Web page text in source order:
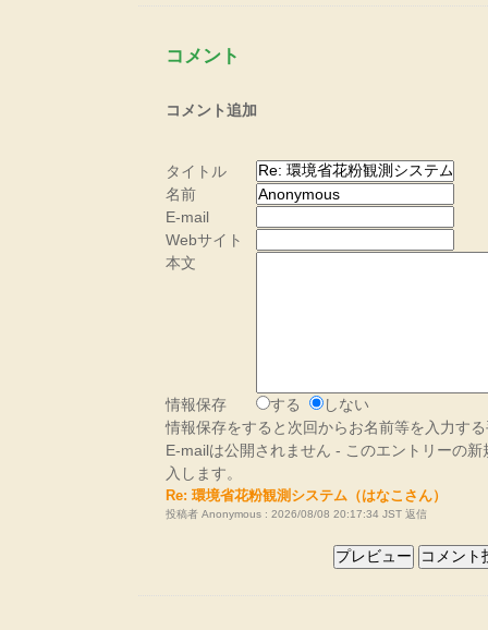
コメント
コメント追加
タイトル
名前
E-mail
Webサイト
本文
情報保存 する
しない
情報保存をすると次回からお名前等を入力す
E-mailは公開されません - このエントリーの
入します。
Re: 環境省花粉観測システム（はなこさん）
投稿者 Anonymous : 2026/08/08 20:17:34 JST 返信